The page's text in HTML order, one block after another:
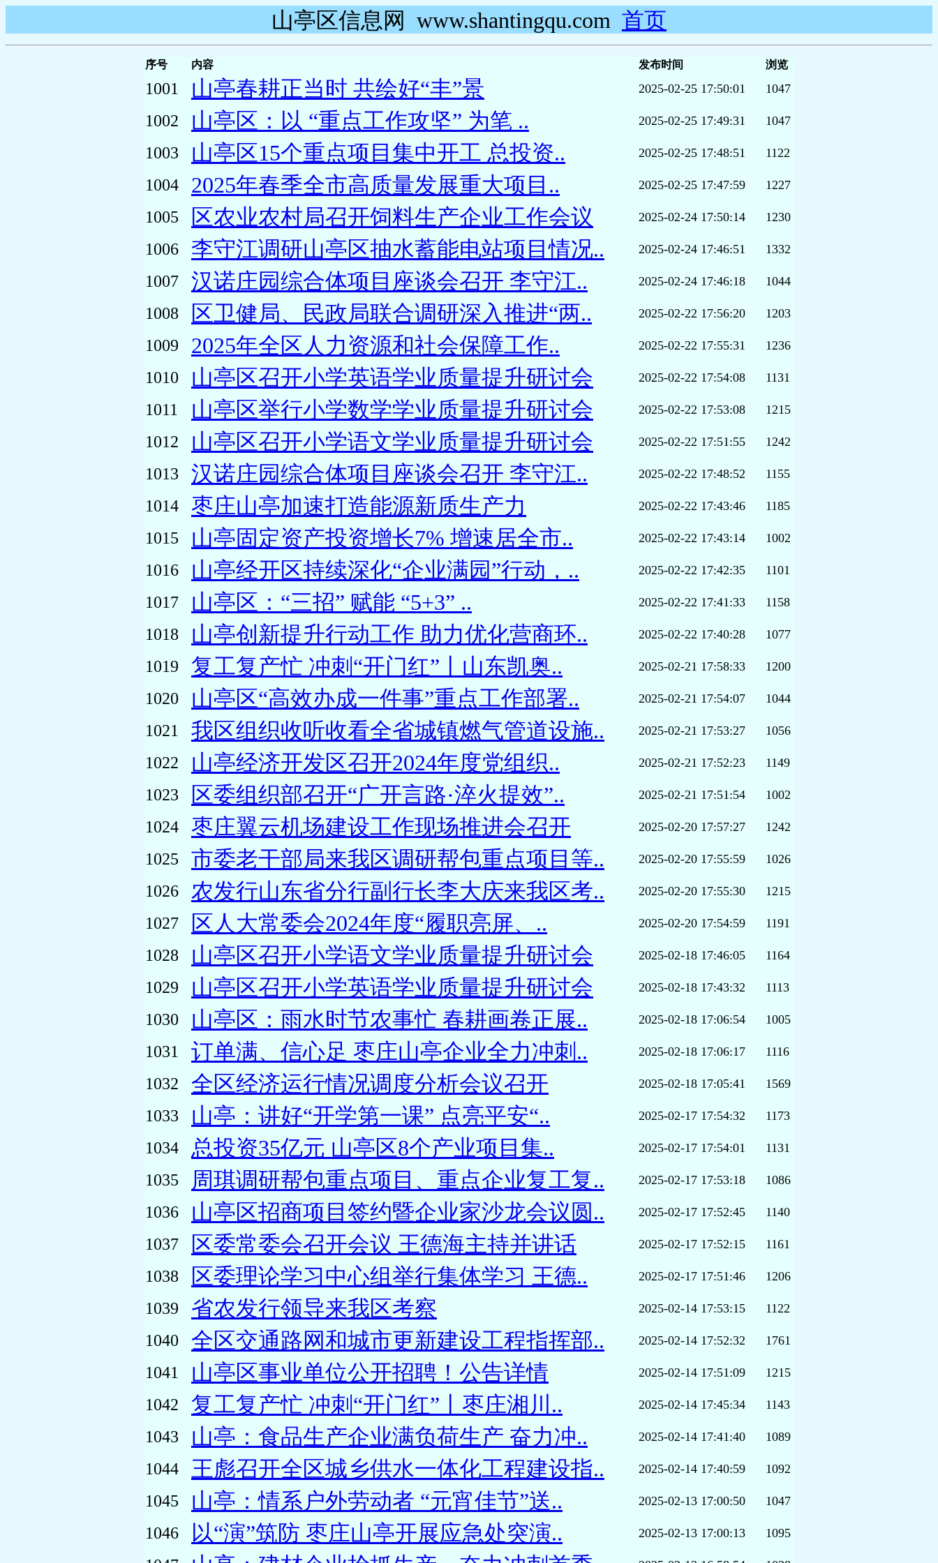
山亭区信息网 www.shantingqu.com 首页
序号 内容 发布时间 浏览
1001 山亭春耕正当时 共绘好“丰”景 2025-02-25 17:50:01 1047
1002 山亭区：以 “重点工作攻坚” 为笔 .. 2025-02-25 17:49:31 1047
1003 山亭区15个重点项目集中开工 总投资.. 2025-02-25 17:48:51 1122
1004 2025年春季全市高质量发展重大项目.. 2025-02-25 17:47:59 1227
1005 区农业农村局召开饲料生产企业工作会议 2025-02-24 17:50:14 1230
1006 李守江调研山亭区抽水蓄能电站项目情况.. 2025-02-24 17:46:51 1332
1007 汉诺庄园综合体项目座谈会召开 李守江.. 2025-02-24 17:46:18 1044
1008 区卫健局、民政局联合调研深入推进“两.. 2025-02-22 17:56:20 1203
1009 2025年全区人力资源和社会保障工作.. 2025-02-22 17:55:31 1236
1010 山亭区召开小学英语学业质量提升研讨会 2025-02-22 17:54:08 1131
1011 山亭区举行小学数学学业质量提升研讨会 2025-02-22 17:53:08 1215
1012 山亭区召开小学语文学业质量提升研讨会 2025-02-22 17:51:55 1242
1013 汉诺庄园综合体项目座谈会召开 李守江.. 2025-02-22 17:48:52 1155
1014 枣庄山亭加速打造能源新质生产力 2025-02-22 17:43:46 1185
1015 山亭固定资产投资增长7% 增速居全市.. 2025-02-22 17:43:14 1002
1016 山亭经开区持续深化“企业满园”行动，.. 2025-02-22 17:42:35 1101
1017 山亭区：“三招” 赋能 “5+3” .. 2025-02-22 17:41:33 1158
1018 山亭创新提升行动工作 助力优化营商环.. 2025-02-22 17:40:28 1077
1019 复工复产忙 冲刺“开门红”丨山东凯奥.. 2025-02-21 17:58:33 1200
1020 山亭区“高效办成一件事”重点工作部署.. 2025-02-21 17:54:07 1044
1021 我区组织收听收看全省城镇燃气管道设施.. 2025-02-21 17:53:27 1056
1022 山亭经济开发区召开2024年度党组织.. 2025-02-21 17:52:23 1149
1023 区委组织部召开“广开言路·淬火提效”.. 2025-02-21 17:51:54 1002
1024 枣庄翼云机场建设工作现场推进会召开 2025-02-20 17:57:27 1242
1025 市委老干部局来我区调研帮包重点项目等.. 2025-02-20 17:55:59 1026
1026 农发行山东省分行副行长李大庆来我区考.. 2025-02-20 17:55:30 1215
1027 区人大常委会2024年度“履职亮屏、.. 2025-02-20 17:54:59 1191
1028 山亭区召开小学语文学业质量提升研讨会 2025-02-18 17:46:05 1164
1029 山亭区召开小学英语学业质量提升研讨会 2025-02-18 17:43:32 1113
1030 山亭区：雨水时节农事忙 春耕画卷正展.. 2025-02-18 17:06:54 1005
1031 订单满、信心足 枣庄山亭企业全力冲刺.. 2025-02-18 17:06:17 1116
1032 全区经济运行情况调度分析会议召开 2025-02-18 17:05:41 1569
1033 山亭：讲好“开学第一课” 点亮平安“.. 2025-02-17 17:54:32 1173
1034 总投资35亿元 山亭区8个产业项目集.. 2025-02-17 17:54:01 1131
1035 周琪调研帮包重点项目、重点企业复工复.. 2025-02-17 17:53:18 1086
1036 山亭区招商项目签约暨企业家沙龙会议圆.. 2025-02-17 17:52:45 1140
1037 区委常委会召开会议 王德海主持并讲话 2025-02-17 17:52:15 1161
1038 区委理论学习中心组举行集体学习 王德.. 2025-02-17 17:51:46 1206
1039 省农发行领导来我区考察 2025-02-14 17:53:15 1122
1040 全区交通路网和城市更新建设工程指挥部.. 2025-02-14 17:52:32 1761
1041 山亭区事业单位公开招聘！公告详情 2025-02-14 17:51:09 1215
1042 复工复产忙 冲刺“开门红”丨枣庄湘川.. 2025-02-14 17:45:34 1143
1043 山亭：食品生产企业满负荷生产 奋力冲.. 2025-02-14 17:41:40 1089
1044 王彪召开全区城乡供水一体化工程建设指.. 2025-02-14 17:40:59 1092
1045 山亭：情系户外劳动者 “元宵佳节”送.. 2025-02-13 17:00:50 1047
1046 以“演”筑防 枣庄山亭开展应急处突演.. 2025-02-13 17:00:13 1095